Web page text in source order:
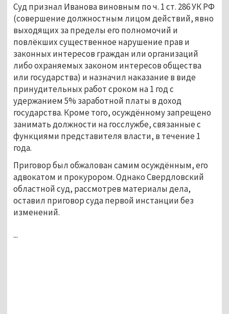
Суд признал Иванова виновным по ч. 1 ст. 286 УК РФ
(совершение должностным лицом действий, явно
выходящих за пределы его полномочий и
повлёкших существенное нарушение прав и
законных интересов граждан или организаций
либо охраняемых законом интересов общества
или государства) и назначил наказание в виде
принудительных работ сроком на 1 год с
удержанием 5% заработной платы в доход
государства. Кроме того, осуждённому запрещено
занимать должности на госслужбе, связанные с
функциями представителя власти, в течение 1
года.
Приговор был обжалован самим осуждённым, его
адвокатом и прокурором. Однако Свердловский
областной суд, рассмотрев материалы дела,
оставил приговор суда первой инстанции без
изменений.
...